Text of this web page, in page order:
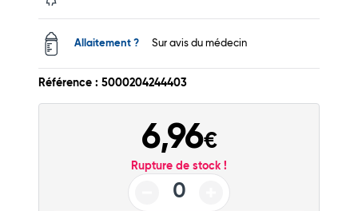
Allaitement ? Sur avis du médecin
Référence : 5000204244403
6,96€
Rupture de stock !